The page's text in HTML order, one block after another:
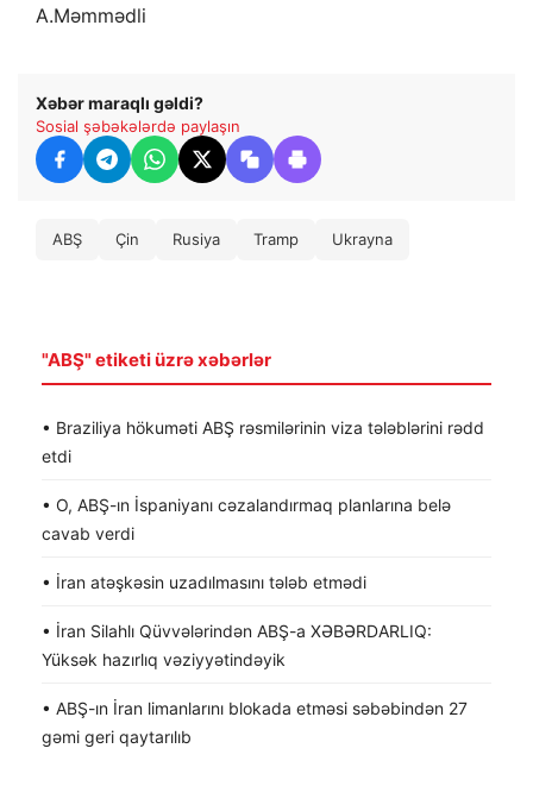
A.Məmmədli
Xəbər maraqlı gəldi?
Sosial şəbəkələrdə paylaşın
ABŞ Çin Rusiya Tramp Ukrayna
"ABŞ" etiketi üzrə xəbərlər
• Braziliya hökuməti ABŞ rəsmilərinin viza tələblərini rədd
etdi
• O, ABŞ-ın İspaniyanı cəzalandırmaq planlarına belə
cavab verdi
• İran atəşkəsin uzadılmasını tələb etmədi
• İran Silahlı Qüvvələrindən ABŞ-a XƏBƏRDARLIQ:
Yüksək hazırlıq vəziyyətindəyik
• ABŞ-ın İran limanlarını blokada etməsi səbəbindən 27
gəmi geri qaytarılıb